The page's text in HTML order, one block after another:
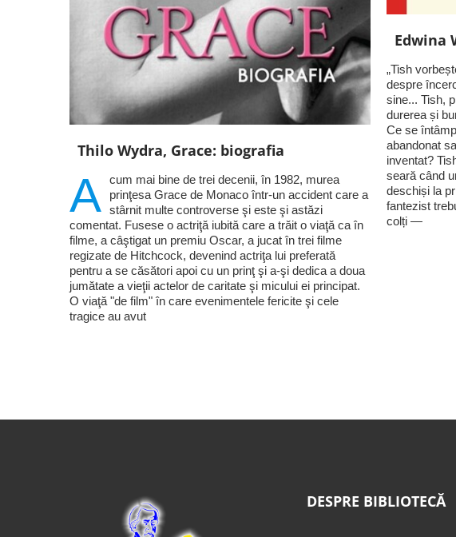
Thilo Wydra, Grace: biografia
A cum mai bine de trei decenii, în 1982, murea
prinţesa Grace de Monaco într-un accident care a
stârnit multe controverse şi este şi astăzi
comentat. Fusese o actriţă iubită care a trăit o viaţă ca în
filme, a câştigat un premiu Oscar, a jucat în trei filme
regizate de Hitchcock, devenind actriţa lui preferată
pentru a se căsători apoi cu un prinţ şi a-şi dedica a doua
jumătate a vieţii actelor de caritate şi micului ei principat.
O viaţă "de film" în care evenimentele fericite şi cele
tragice au avut
Edwina
„Tish
despre
sine... Tish,
durerea și
Ce se
abandonat
inventat?
seară când
deschiși la
fantezist
colți —
DESPRE BIBLIOTECĂ